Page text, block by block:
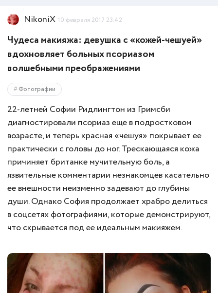
NikoniX 10 февраля 2017 23:42
Чудеса макияжа: девушка с «кожей-чешуей»
вдохновляет больных псориазом
волшебными преображениями
Фотографии
22-летней Софии Ридлингтон из Гримсби
диагностировали псориаз еще в подростковом
возрасте, и теперь красная «чешуя» покрывает ее
практически с головы до ног. Трескающаяся кожа
причиняет британке мучительную боль, а
язвительные комментарии незнакомцев касательно
ее внешности неизменно задевают до глубины
души. Однако София продолжает храбро делиться
в соцсетях фотографиями, которые демонстрируют,
что скрывается под ее идеальным макияжем.